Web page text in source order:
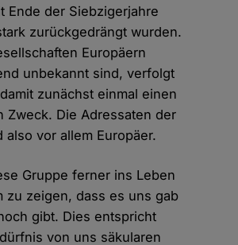
Ende der Siebzigerjahre
zurückgedrängt wurden.
Europäern
unbekannt sind, verfolgt
zunächst einmal einen
Zweck. Die Adressaten der
also vor allem Europäer.
Gruppe ferner ins Leben
zu zeigen, dass es uns gab
gibt. Dies entspricht
von uns säkularen